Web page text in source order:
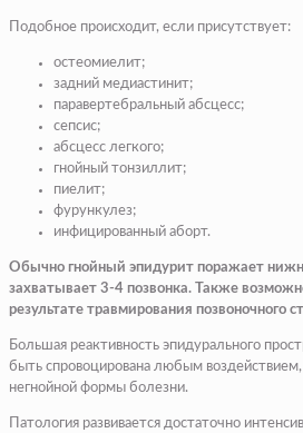
Подобное происходит, если присутствует:
остеомиелит;
задний медиастинит;
паравертебральный абсцесс;
сепсис;
абсцесс легкого;
гнойный тонзиллит;
пиелит;
фурункулез;
инфицированный аборт.
Обычно гнойный эпидурит поражает
захватывает 3-4 позвонка. Также
результате травмирования позвоночного
Большая реактивность эпидурального
быть спровоцирована любым
негнойной формы болезни.
Патология развивается достаточно